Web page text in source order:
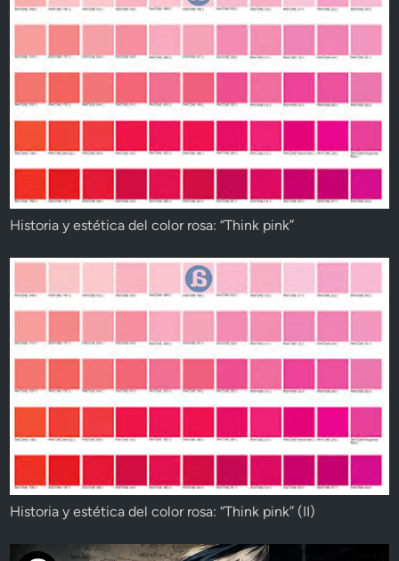
Historia y estética del color rosa: “Think pink”
Historia y estética del color rosa: “Think pink” (II)